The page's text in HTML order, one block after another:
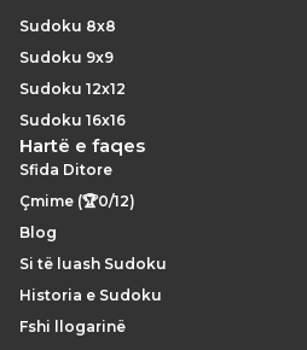
Sudoku 8x8
Sudoku 9x9
Sudoku 12x12
Sudoku 16x16
Hartë e faqes
Sfida Ditore
Çmime (🏆0/12)
Blog
Si të luash Sudoku
Historia e Sudoku
Fshi llogarinë